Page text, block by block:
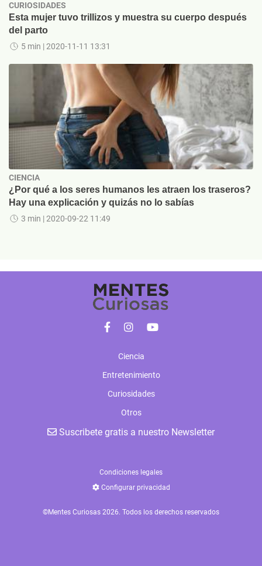
CURIOSIDADES
Esta mujer tuvo trillizos y muestra su cuerpo después
del parto
5 min | 2020-11-11 13:31
CIENCIA
¿Por qué a los seres humanos les atraen los traseros?
Hay una explicación y quizás no lo sabías
3 min | 2020-09-22 11:49
Ciencia
Entretenimiento
Curiosidades
Otros
Suscribete gratis a nuestro Newsletter
Condiciones legales
Configurar privacidad
©Mentes Curiosas 2026. Todos los derechos reservados